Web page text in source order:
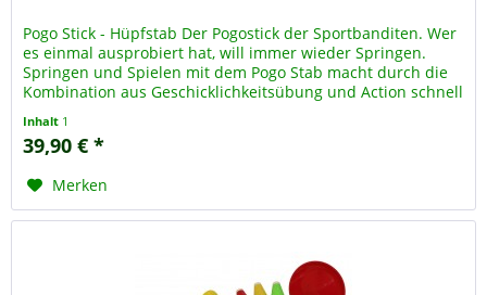
Pogo Stick - Hüpfstab Der Pogostick der Sportbanditen. Wer
es einmal ausprobiert hat, will immer wieder Springen.
Springen und Spielen mit dem Pogo Stab macht durch die
Kombination aus Geschicklichkeitsübung und Action schnell
Inhalt 1
39,90 € *
Merken